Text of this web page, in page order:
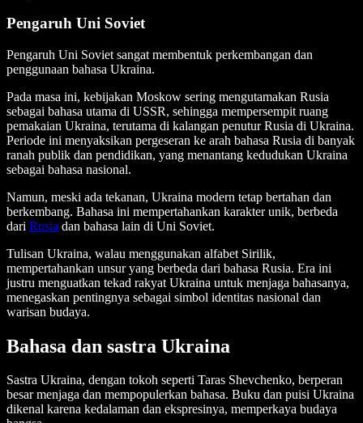
Pengaruh Uni Soviet
Pengaruh Uni Soviet sangat membentuk perkembangan dan
penggunaan bahasa Ukraina.
Pada masa ini, kebijakan Moskow sering mengutamakan Rusia
sebagai bahasa utama di USSR, sehingga mempersempit ruang
pemakaian Ukraina, terutama di kalangan penutur Rusia di Ukraina.
Periode ini menyaksikan pergeseran ke arah bahasa Rusia di banyak
ranah publik dan pendidikan, yang menantang kedudukan Ukraina
sebagai bahasa nasional.
Namun, meski ada tekanan, Ukraina modern tetap bertahan dan
berkembang. Bahasa ini mempertahankan karakter unik, berbeda
dari Rusia dan bahasa lain di Uni Soviet.
Tulisan Ukraina, walau menggunakan alfabet Sirilik,
mempertahankan unsur yang berbeda dari bahasa Rusia. Era ini
justru menguatkan tekad rakyat Ukraina untuk menjaga bahasanya,
menegaskan pentingnya sebagai simbol identitas nasional dan
warisan budaya.
Bahasa dan sastra Ukraina
Sastra Ukraina, dengan tokoh seperti Taras Shevchenko, berperan
besar menjaga dan mempopulerkan bahasa. Buku dan puisi Ukraina
dikenal karena kedalaman dan ekspresinya, memperkaya budaya